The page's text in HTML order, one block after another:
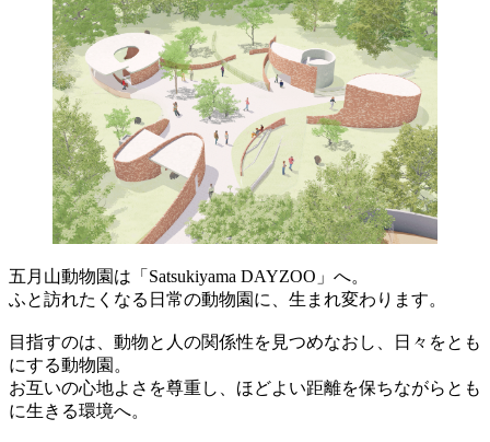
五月山動物園は「Satsukiyama DAYZOO」へ。
ふと訪れたくなる日常の動物園に、生まれ変わります。
目指すのは、動物と人の関係性を見つめなおし、日々をとも
にする動物園。
お互いの心地よさを尊重し、ほどよい距離を保ちながらとも
に生きる環境へ。